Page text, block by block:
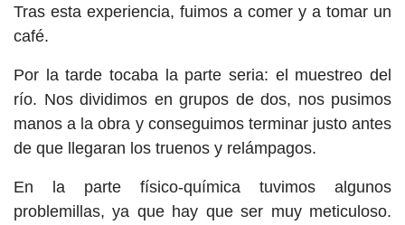
Tras esta experiencia, fuimos a comer y a tomar un
café.
Por la tarde tocaba la parte seria: el muestreo del
río. Nos dividimos en grupos de dos, nos pusimos
manos a la obra y conseguimos terminar justo antes
de que llegaran los truenos y relámpagos.
En la parte físico-química tuvimos algunos
problemillas, ya que hay que ser muy meticuloso.